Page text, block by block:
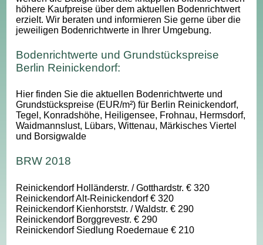
höhere Kaufpreise über dem aktuellen Bodenrichtwert
erzielt. Wir beraten und informieren Sie gerne über die
jeweiligen Bodenrichtwerte in Ihrer Umgebung.
Bodenrichtwerte und Grundstückspreise
Berlin Reinickendorf:
Hier finden Sie die aktuellen Bodenrichtwerte und
Grundstückspreise (EUR/m²) für Berlin Reinickendorf,
Tegel, Konradshöhe, Heiligensee, Frohnau, Hermsdorf,
Waidmannslust, Lübars, Wittenau, Märkisches Viertel
und Borsigwalde
BRW 2018
Reinickendorf Holländerstr. / Gotthardstr. € 320
Reinickendorf Alt-Reinickendorf € 320
Reinickendorf Kienhorststr. / Waldstr. € 290
Reinickendorf Borggrevestr. € 290
Reinickendorf Siedlung Roedernaue € 210